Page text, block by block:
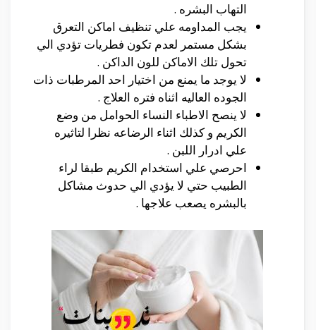
التهاب البشره .
يجب المداومه علي تنظيف اماكن التعرق
بشكل مستمر لعدم تكون فطريات تؤدي الي
تحول تلك الاماكن للون الداكن .
لا يوجد ما يمنع من اختيار احد المرطبات ذات
الجوده العاليه اثناه فتره العلاج .
لا ينصح الاطباء النساء الحوامل من وضع
الكريم و كذلك اثناء الرضاعه نظرا لتاثيره
علي ادرار اللبن .
احرصي علي استخدام الكريم طبقا لراء
الطبيب حتي لا يؤدي الي حدوث مشاكل
بالبشره يصعب علاجها .